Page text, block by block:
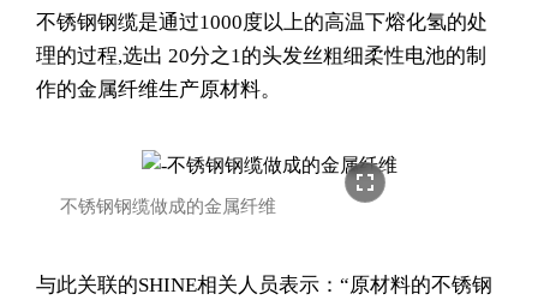
不锈钢钢缆是通过1000度以上的高温下熔化氢的处
理的过程,选出 20分之1的头发丝粗细柔性电池的制
作的金属纤维生产原材料。
fullscreen
不锈钢钢缆做成的金属纤维
与此关联的SHINE相关人员表示：“原材料的不锈钢